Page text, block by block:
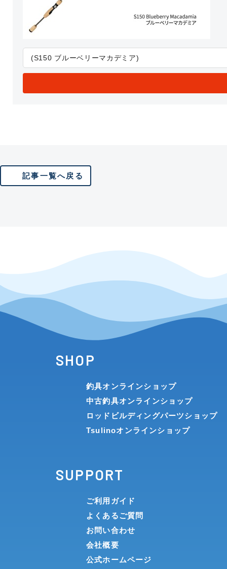
記事一覧へ戻る
SHOP
釣具オンラインショップ
中古釣具オンラインショップ
ロッドビルディングパーツショップ
Tsulinoオンラインショップ
SUPPORT
ご利用ガイド
よくあるご質問
お問い合わせ
会社概要
公式ホームページ